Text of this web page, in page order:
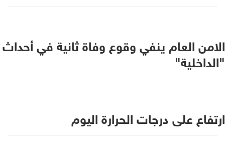
الامن العام ينفي وقوع وفاة ثانية في أحداث
"الداخلية"
ارتفاع على درجات الحرارة اليوم